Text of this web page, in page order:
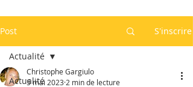
Post S'inscrire
Actualité
Actualité
Christophe Gargiulo
5 mai 2023 2 min de lecture